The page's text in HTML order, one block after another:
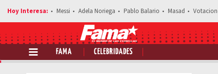
Messi Adela Noriega Pablo Balario Masad
FAMA CELEBRIDADES
Comparte esta noticia